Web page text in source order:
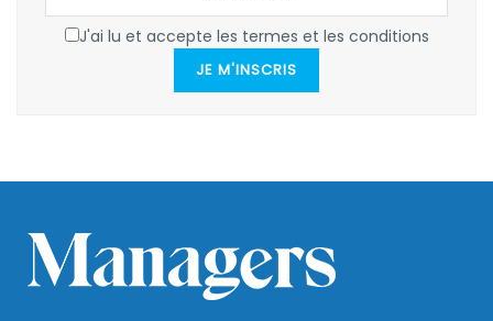
J'ai lu et accepte les termes et les conditions
JE M'INSCRIS